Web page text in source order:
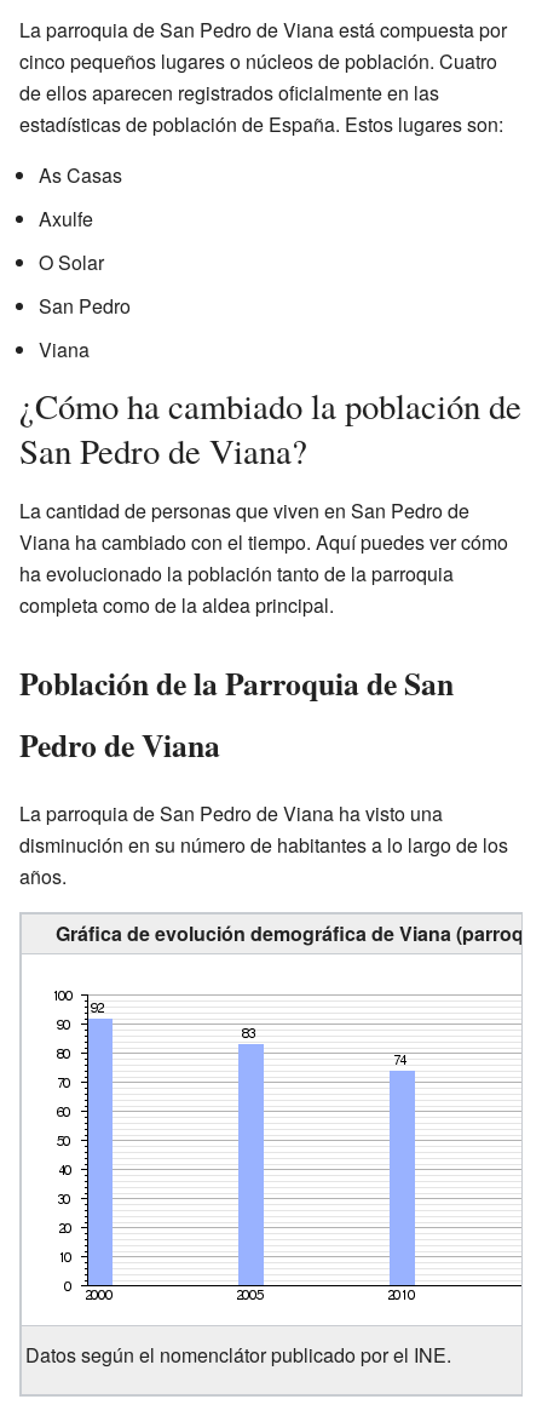
La parroquia de San Pedro de Viana está compuesta por
cinco pequeños lugares o núcleos de población. Cuatro
de ellos aparecen registrados oficialmente en las
estadísticas de población de España. Estos lugares son:
As Casas
Axulfe
O Solar
San Pedro
Viana
¿Cómo ha cambiado la población de
San Pedro de Viana?
La cantidad de personas que viven en San Pedro de
Viana ha cambiado con el tiempo. Aquí puedes ver cómo
ha evolucionado la población tanto de la parroquia
completa como de la aldea principal.
Población de la Parroquia de San
Pedro de Viana
La parroquia de San Pedro de Viana ha visto una
disminución en su número de habitantes a lo largo de los
años.
Gráfica de evolución demográfica de Viana
Datos según el nomenclátor publicado por el INE.